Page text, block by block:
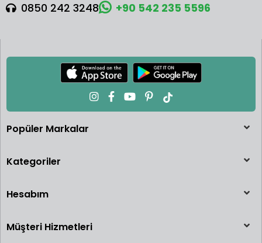
0850 242 3248 +90 542 235 5596
Popüler Markalar
Kategoriler
Hesabım
Müşteri Hizmetleri